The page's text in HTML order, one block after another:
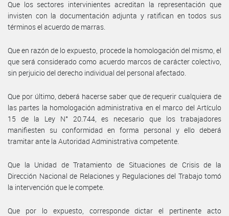
Que los sectores intervinientes acreditan la representación que
invisten con la documentación adjunta y ratifican en todos sus
términos el acuerdo de marras.
Que en razón de lo expuesto, procede la homologación del mismo, el
que será considerado como acuerdo marcos de carácter colectivo,
sin perjuicio del derecho individual del personal afectado.
Que por último, deberá hacerse saber que de requerir cualquiera de
las partes la homologación administrativa en el marco del Artículo
15 de la Ley N° 20.744, es necesario que los trabajadores
manifiesten su conformidad en forma personal y ello deberá
tramitar ante la Autoridad Administrativa competente.
Que la Unidad de Tratamiento de Situaciones de Crisis de la
Dirección Nacional de Relaciones y Regulaciones del Trabajo tomó
la intervención que le compete.
Que por lo expuesto, corresponde dictar el pertinente acto